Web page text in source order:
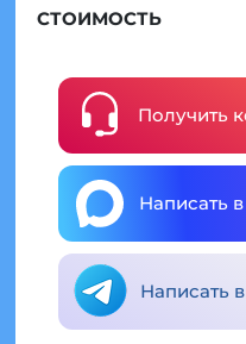
СТОИМОСТЬ
Получить
Написать
Написать